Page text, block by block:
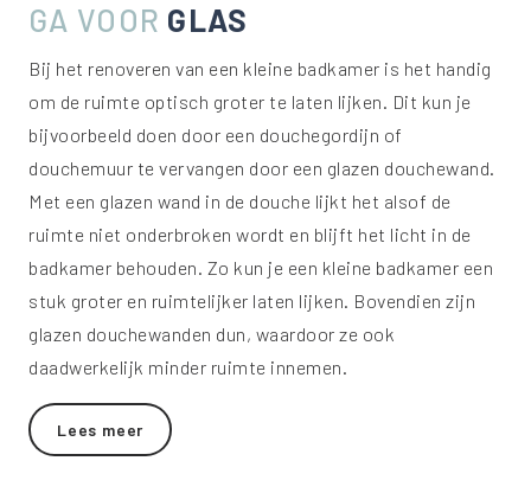
GA VOOR GLAS
Bij het renoveren van een kleine badkamer is het handig
om de ruimte optisch groter te laten lijken. Dit kun je
bijvoorbeeld doen door een douchegordijn of
douchemuur te vervangen door een glazen douchewand.
Met een glazen wand in de douche lijkt het alsof de
ruimte niet onderbroken wordt en blijft het licht in de
badkamer behouden. Zo kun je een kleine badkamer een
stuk groter en ruimtelijker laten lijken. Bovendien zijn
glazen douchewanden dun, waardoor ze ook
daadwerkelijk minder ruimte innemen.
Lees meer